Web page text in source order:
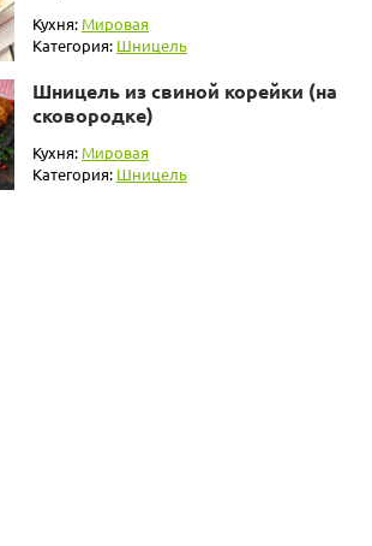
Кухня: Мировая
Категория: Шницель
Шницель из свиной корейки (на
сковородке)
Кухня: Мировая
Категория: Шницель